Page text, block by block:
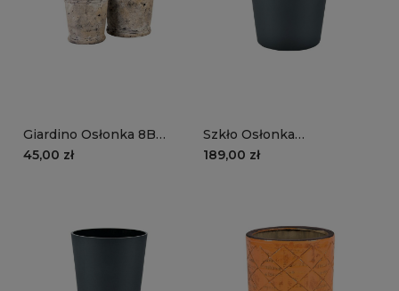
Giardino Osłonka 8B
(mniejsza)
45,00 zł
Szkło Osłonka
zieleń/czerń matowa
189,00 zł